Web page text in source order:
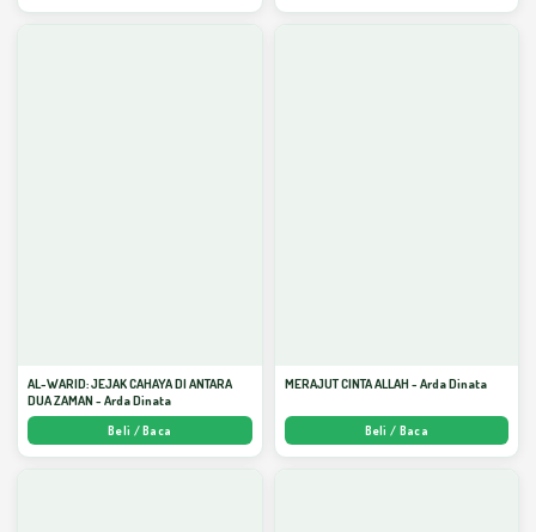
AL-WARID: JEJAK CAHAYA DI ANTARA
DUA ZAMAN - Arda Dinata
Beli / Baca
MERAJUT CINTA ALLAH - Arda Dinata
Beli / Baca